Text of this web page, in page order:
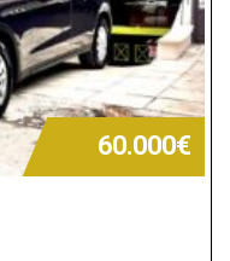
60.000€